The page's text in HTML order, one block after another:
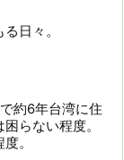
日々。
約6年台湾に住
らない程度。
。